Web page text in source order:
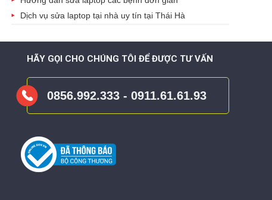
Dịch vụ sửa laptop tại nhà uy tín tại Thái Hà
HÃY GỌI CHO CHÚNG TÔI ĐỂ ĐƯỢC TƯ VẤN
0856.992.333 - 0911.61.61.93